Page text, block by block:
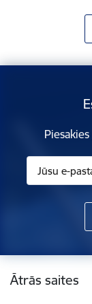
Kājene
Ātrās saites